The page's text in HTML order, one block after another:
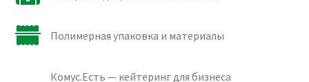
Полимерная упаковка и материалы
Комус.Есть — кейтеринг для бизнеса